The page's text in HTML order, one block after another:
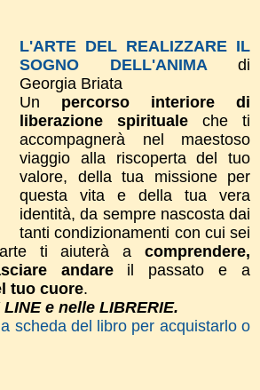
L'ARTE DEL REALIZZARE IL
SOGNO DELL'ANIMA
di
Georgia Briata
Un percorso interiore di
liberazione spirituale che ti
accompagnerà nel maestoso
viaggio alla riscoperta del tuo
valore, della tua missione per
questa vita e della tua vera
identità, da sempre nascosta dai
tanti condizionamenti con cui sei
ti aiuterà a comprendere,
andareil passato e a
tuo cuore.
e nelle LIBRERIE.
scheda del libro per acquistarlo o